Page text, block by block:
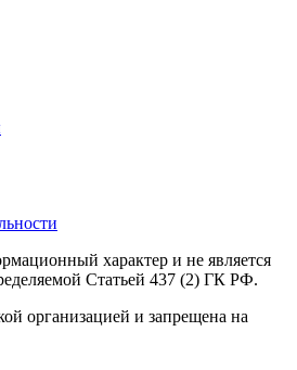
характер и не является
Статьей 437 (2) ГК РФ.
организацией и запрещена на